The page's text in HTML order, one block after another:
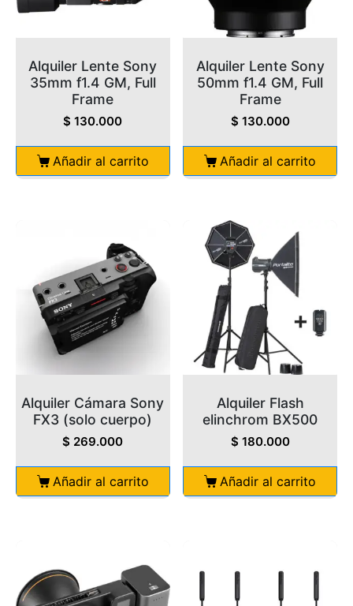
Alquiler Lente Sony
35mm f1.4 GM, Full
Frame
$ 130.000
Añadir al carrito
Alquiler Lente Sony
50mm f1.4 GM, Full
Frame
$ 130.000
Añadir al carrito
Alquiler Cámara Sony
FX3 (solo cuerpo)
$ 269.000
Añadir al carrito
Alquiler Flash
elinchrom BX500
$ 180.000
Añadir al carrito